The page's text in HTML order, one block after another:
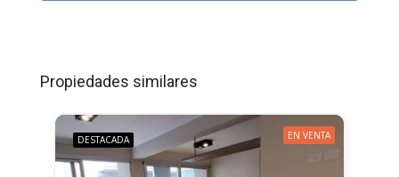
Propiedades similares
DESTACADA EN VENTA